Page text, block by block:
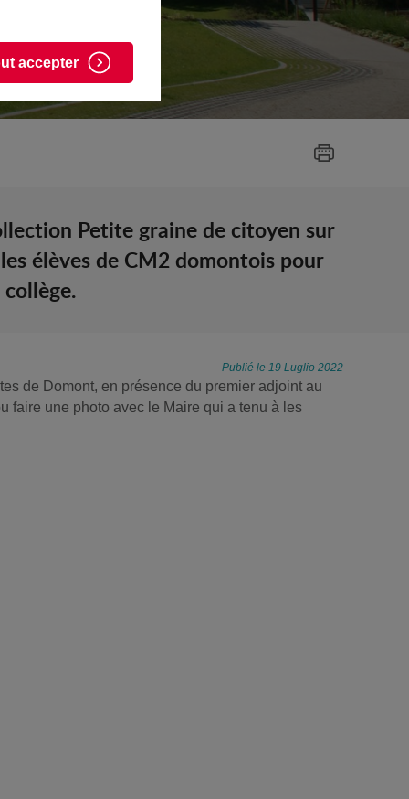
accepter
Petite graine de citoyen sur
élèves de CM2 domontois pour
Publié le 19 Luglio 2022
de Domont, en présence du premier adjoint au
faire une photo avec le Maire qui a tenu à les